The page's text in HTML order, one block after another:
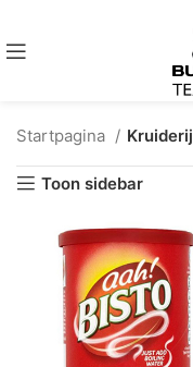
Startpagina Kruiderij
Toon sidebar